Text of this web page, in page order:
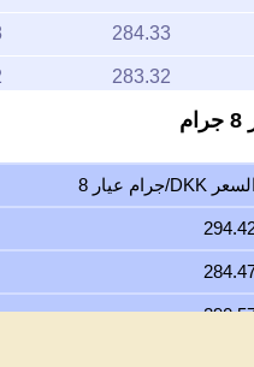
283.32
287.23
284.96
286.16
284.93
291.05
السعر DKK/جرام عيار 8
294.42